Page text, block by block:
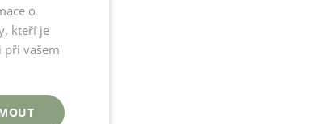
40 41 42
ENGLISH
o
kteří je
vašem